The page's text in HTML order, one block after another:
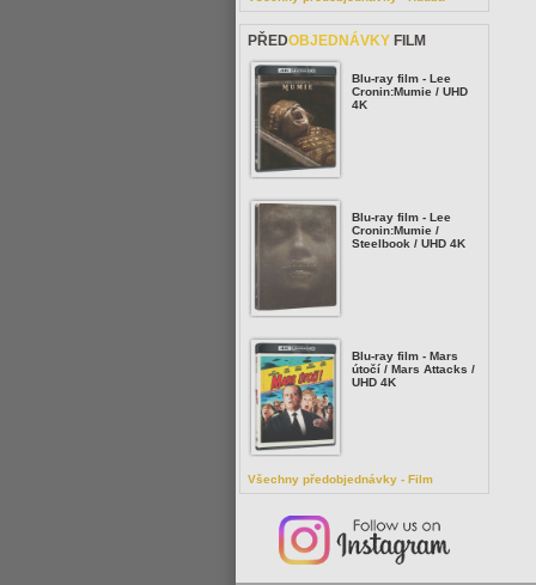
PŘEDOBJEDNÁVKY FILM
Blu-ray film - Lee
Cronin:Mumie / UHD
4K
Blu-ray film - Lee
Cronin:Mumie /
Steelbook / UHD 4K
Blu-ray film - Mars
útočí / Mars Attacks /
UHD 4K
Všechny předobjednávky - Film